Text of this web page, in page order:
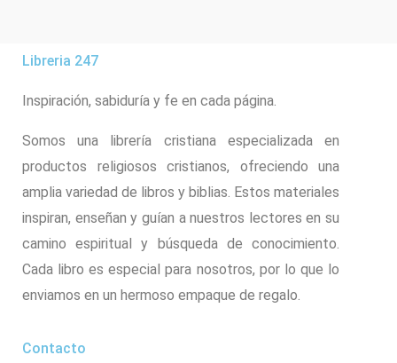
Libreria 247
Inspiración, sabiduría y fe en cada página.
Somos una librería cristiana especializada en
productos religiosos cristianos, ofreciendo una
amplia variedad de libros y biblias. Estos materiales
inspiran, enseñan y guían a nuestros lectores en su
camino espiritual y búsqueda de conocimiento.
Cada libro es especial para nosotros, por lo que lo
enviamos en un hermoso empaque de regalo.
Contacto